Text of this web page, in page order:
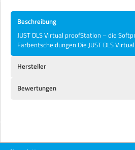
Beschreibung
JUST DLS Virtual proofStation – die
Farbentscheidungen Die JUST DLS
Hersteller
Bewertungen